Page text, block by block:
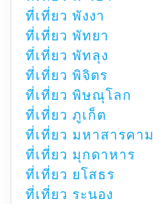
ที่เที่ยว พังงา
ที่เที่ยว พัทยา
ที่เที่ยว พัทลุง
ที่เที่ยว พิจิตร
ที่เที่ยว พิษณุโลก
ที่เที่ยว ภูเก็ต
ที่เที่ยว มหาสารคาม
ที่เที่ยว มุกดาหาร
ที่เที่ยว ยโสธร
ที่เที่ยว ระนอง